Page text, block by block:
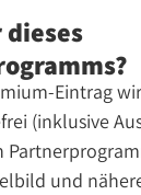
Eintrag
(inklusive
und